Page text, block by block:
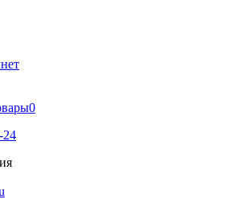
0
24